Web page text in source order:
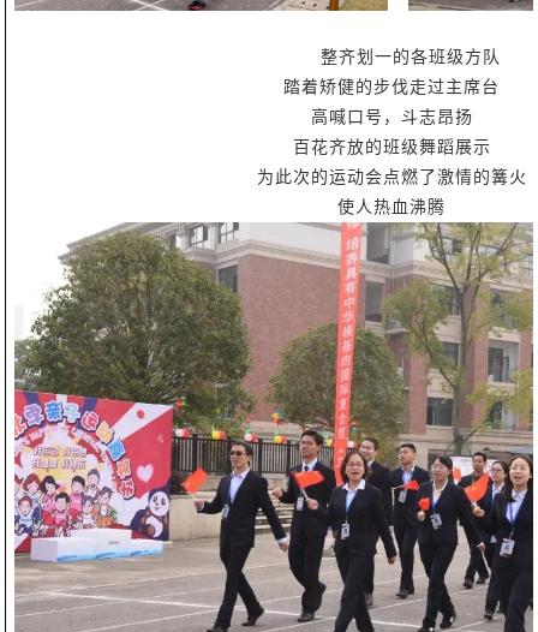
整齐划一的各班级方队
踏着矫健的步伐走过主席台
高喊口号，斗志昂扬
百花齐放的班级舞蹈展示
为此次的运动会点燃了激情的篝火
使人热血沸腾